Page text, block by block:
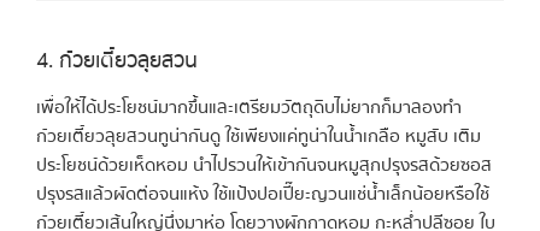
4. ก๋วยเตี๋ยวลุยสวน
เพื่อให้ได้ประโยชน์มากขึ้นและเตรียมวัตถุดิบไม่ยากก็มาลองทำ
ก๋วยเตี๋ยวลุยสวนทูน่ากันดู ใช้เพียงแค่ทูน่าในน้ำเกลือ หมูสับ เติม
ประโยชน์ด้วยเห็ดหอม นำไปรวนให้เข้ากันจนหมูสุกปรุงรสด้วยซอส
ปรุงรสแล้วผัดต่อจนแห้ง ใช้แป้งปอเปี๊ยะญวนแช่น้ำเล็กน้อยหรือใช้
ก๋วยเตี๋ยวเส้นใหญ่นึ่งมาห่อ โดยวางผักกาดหอม กะหล่ำปลีซอย ใบ